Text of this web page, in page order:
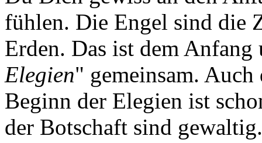
fühlen. Die Engel sind die
Erden. Das ist dem Anfang
Elegien" gemeinsam.
Beginn der Elegien ist
der Botschaft sind